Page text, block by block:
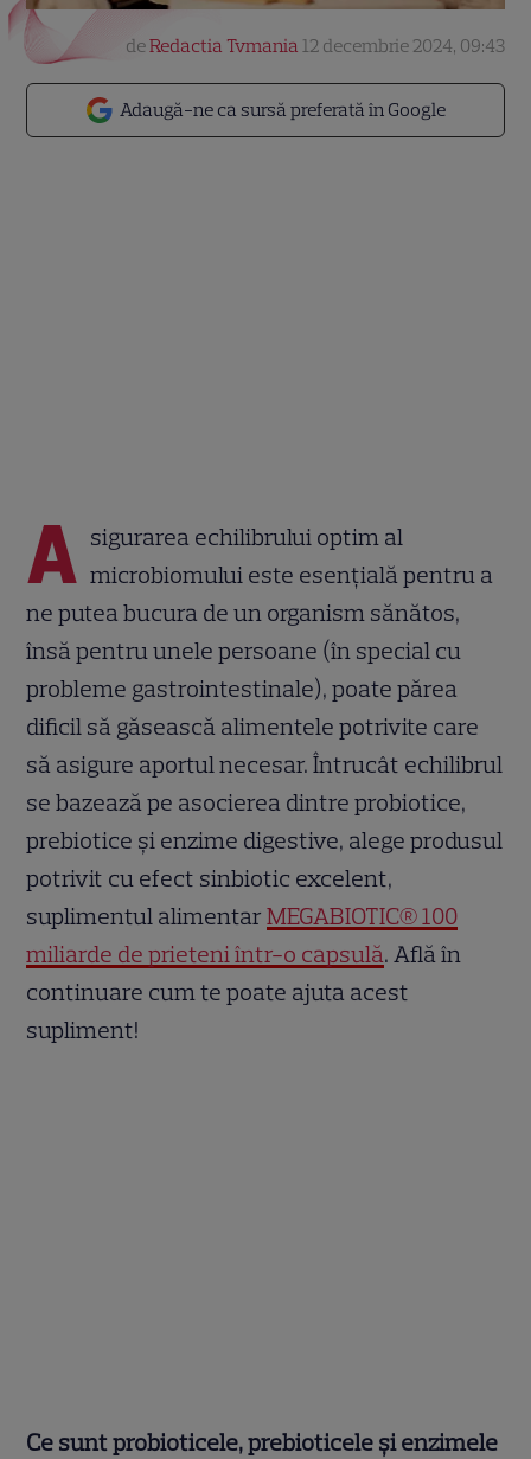
Adaugă-ne ca sursă preferată în Google
deRedactia Tvmania 12 decembrie 2024, 09:43
A sigurarea echilibrului optim al
microbiomului este esențială pentru a
ne putea bucura de un organism sănătos,
însă pentru unele persoane (în special cu
probleme gastrointestinale), poate părea
dificil să găsească alimentele potrivite care
să asigure aportul necesar. Întrucât echilibrul
se bazează pe asocierea dintre probiotice,
prebiotice și enzime digestive, alege produsul
potrivit cu efect sinbiotic excelent,
suplimentul alimentarMEGABIOTIC® 100
miliarde de prieteni într-o capsulă. Află în
continuare cum te poate ajuta acest
supliment!
Ce sunt probioticele, prebioticele și enzimele